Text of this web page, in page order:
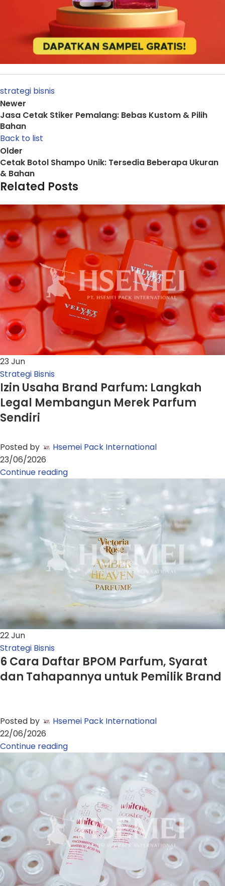
strategi bisnis
Newer
Jasa Cetak Stiker Pemalang: Bebas Kustom & Pilih
Bahan
Back to list
Older
Cetak Botol Shampo Unik: Tersedia Beberapa Ukuran
& Bahan
Related Posts
23 Jun
Strategi Bisnis
Izin Usaha Brand Parfum: Langkah
Legal Membangun Merek Parfum
Sendiri
Posted by
Hsemei Pack International
23/06/2026
Continue reading
22Jun
Strategi Bisnis
6 Cara Daftar BPOM Parfum, Syarat
dan Tahapannya untuk Pemilik Brand
Posted by
Hsemei Pack International
22/06/2026
Continue reading